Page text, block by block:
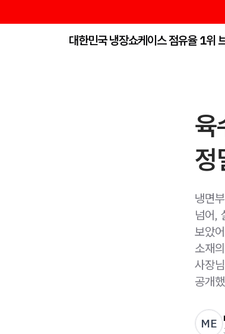
대한민국 냉장쇼케이스 점유율 1위
육
정
냉면
넘어,
보았
소재
사장
공개
ME